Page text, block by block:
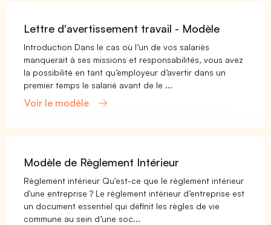
Lettre d'avertissement travail - Modèle
Introduction Dans le cas où l’un de vos salariés
manquerait à ses missions et responsabilités, vous avez
la possibilité en tant qu’employeur d’avertir dans un
premier temps le salarié avant de le ...
Voir le modèle
Modèle de Règlement Intérieur
Règlement intérieur Qu'est-ce que le règlement intérieur
d'une entreprise ? Le règlement intérieur d’entreprise est
un document essentiel qui définit les règles de vie
commune au sein d’une soc...